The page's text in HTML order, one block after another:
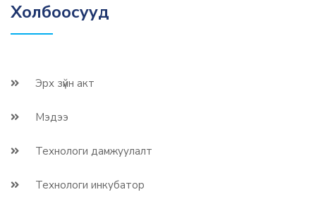
Холбоосууд
Эрх зүйн акт
Мэдээ
Технологи дамжуулалт
Технологи инкубатор